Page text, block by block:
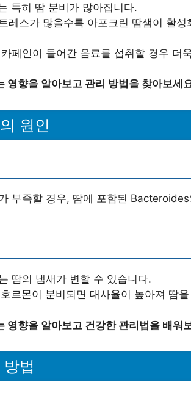
특히 땀 분비가 많아집니다.
레스가 많을수록 아포크린 땀샘이 활
페인이 들어간 음료를 섭취할 경우 더
영향을 알아보고 관리 방법을 찾아보세
원인
부족할 경우, 땀에 포함된
땀의 냄새가 변할 수 있습니다.
르몬이 분비되면 대사율이 높아져 땀
영향을 알아보고 건강한 관리법을 배워
법